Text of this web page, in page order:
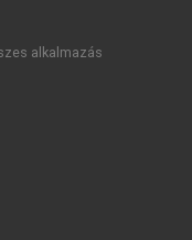
alkalmazás